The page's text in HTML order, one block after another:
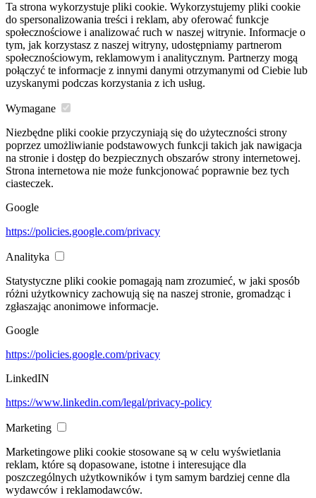
Ta strona wykorzystuje pliki cookie. Wykorzystujemy pliki cookie
do spersonalizowania treści i reklam, aby oferować funkcje
społecznościowe i analizować ruch w naszej witrynie. Informacje o
tym, jak korzystasz z naszej witryny, udostępniamy partnerom
społecznościowym, reklamowym i analitycznym. Partnerzy mogą
połączyć te informacje z innymi danymi otrzymanymi od Ciebie lub
uzyskanymi podczas korzystania z ich usług.
Wymagane
Niezbędne pliki cookie przyczyniają się do użyteczności strony
poprzez umożliwianie podstawowych funkcji takich jak nawigacja
na stronie i dostęp do bezpiecznych obszarów strony internetowej.
Strona internetowa nie może funkcjonować poprawnie bez tych
ciasteczek.
Google
https://policies.google.com/privacy
Analityka
Statystyczne pliki cookie pomagają nam zrozumieć, w jaki sposób
różni użytkownicy zachowują się na naszej stronie, gromadząc i
zgłaszając anonimowe informacje.
Google
https://policies.google.com/privacy
LinkedIN
https://www.linkedin.com/legal/privacy-policy
Marketing
Marketingowe pliki cookie stosowane są w celu wyświetlania
reklam, które są dopasowane, istotne i interesujące dla
poszczególnych użytkowników i tym samym bardziej cenne dla
wydawców i reklamodawców.